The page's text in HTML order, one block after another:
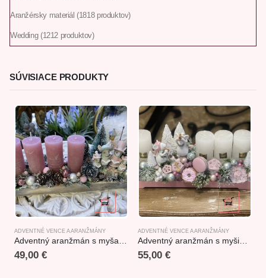
Aranžérsky materiál 1818 produktov
Wedding 1212 produktov
SÚVISIACE PRODUKTY
ADVENTNÉ VENCE A ARANŽMÁNY
Adventný aranžmán s myšaciou rodinkou ružový
49,00 €
ADVENTNÉ VENCE A ARANŽMÁNY
Adventný aranžmán s myšiakmi 40x15x18cm
55,00 €